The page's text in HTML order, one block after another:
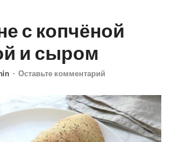
с копчёной
и сыром
- Оставьте комментарий